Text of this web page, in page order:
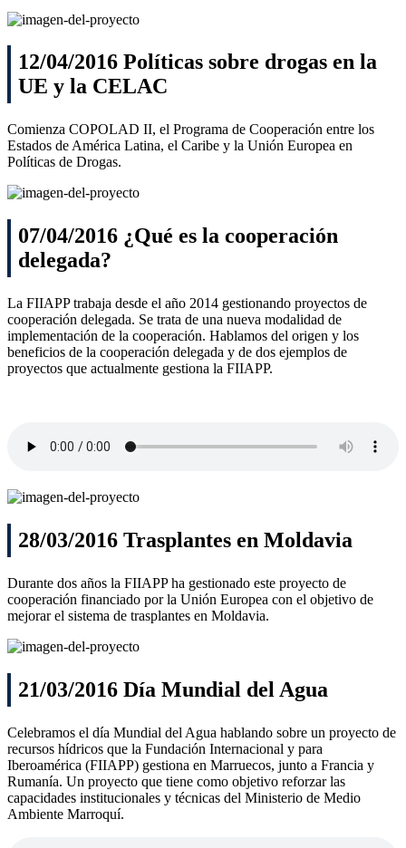
12/04/2016 Políticas sobre drogas en la
UE y la CELAC
Comienza COPOLAD II, el Programa de Cooperación entre los
Estados de América Latina, el Caribe y la Unión Europea en
Políticas de Drogas.
07/04/2016 ¿Qué es la cooperación
delegada?
La FIIAPP trabaja desde el año 2014 gestionando proyectos de
cooperación delegada. Se trata de una nueva modalidad de
implementación de la cooperación. Hablamos del origen y los
beneficios de la cooperación delegada y de dos ejemplos de
proyectos que actualmente gestiona la FIIAPP.
28/03/2016 Trasplantes en Moldavia
Durante dos años la FIIAPP ha gestionado este proyecto de
cooperación financiado por la Unión Europea con el objetivo de
mejorar el sistema de trasplantes en Moldavia.
21/03/2016 Día Mundial del Agua
Celebramos el día Mundial del Agua hablando sobre un proyecto de
recursos hídricos que la Fundación Internacional y para
Iberoamérica (FIIAPP) gestiona en Marruecos, junto a Francia y
Rumanía. Un proyecto que tiene como objetivo reforzar las
capacidades institucionales y técnicas del Ministerio de Medio
Ambiente Marroquí.